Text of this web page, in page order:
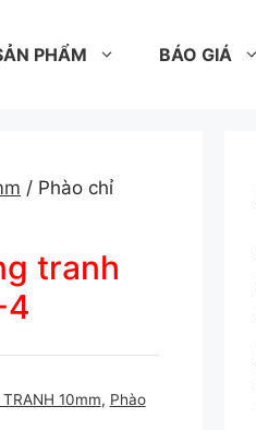
PHẨM BÁO GIÁ
/ Phào chỉ
tranh
4
TRANH 10mm, Phào